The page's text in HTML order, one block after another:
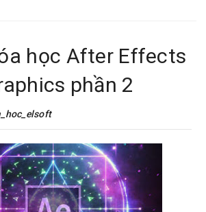
học After Effects
phần 2